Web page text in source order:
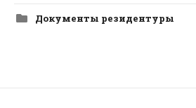
Документы резидентуры